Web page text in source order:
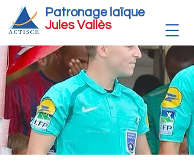
Patronage laïque
Jules Vallès